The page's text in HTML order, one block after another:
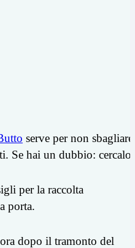
serve per non sbagliare
Se hai un dubbio: cercalo!
per la raccolta
porta.
dopo il tramonto del